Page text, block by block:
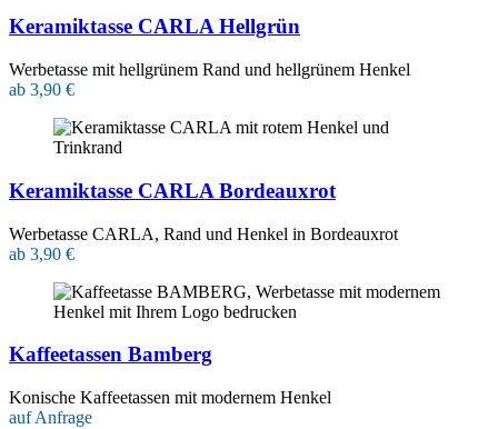
Keramiktasse CARLA Hellgrün
Werbetasse mit hellgrünem Rand und hellgrünem Henkel
ab 3,90 €
Keramiktasse CARLA Bordeauxrot
Werbetasse CARLA, Rand und Henkel in Bordeauxrot
ab 3,90 €
Kaffeetassen Bamberg
Konische Kaffeetassen mit modernem Henkel
auf Anfrage